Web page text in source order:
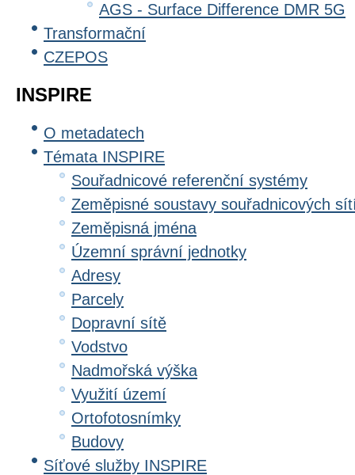
AGS - Surface Difference DMR 5G
Transformační
CZEPOS
INSPIRE
O metadatech
Témata INSPIRE
Souřadnicové referenční systémy
Zeměpisné soustavy souřadnicových
Zeměpisná jména
Územní správní jednotky
Adresy
Parcely
Dopravní sítě
Vodstvo
Nadmořská výška
Využití území
Ortofotosnímky
Budovy
Síťové služby INSPIRE